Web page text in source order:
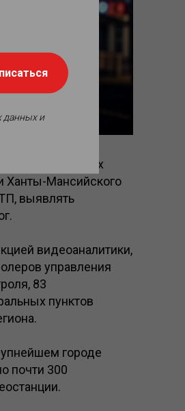
дорогах
Ханты-Мансийского
выявлять
видеоаналитики,
управления
83
пунктов
городе
почти 300
данных и